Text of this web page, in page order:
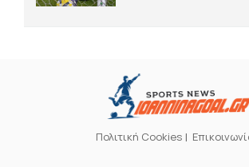
Πολιτική Cookies